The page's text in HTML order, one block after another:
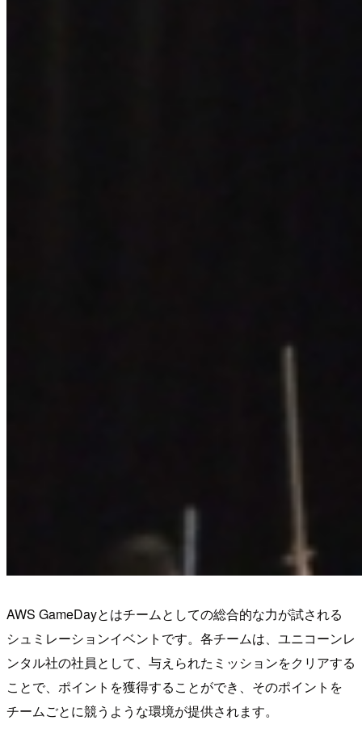
AWS GameDayとはチームとしての総合的な力が試される
シュミレーションイベントです。各チームは、ユニコーンレ
ンタル社の社員として、与えられたミッションをクリアする
ことで、ポイントを獲得することができ、そのポイントを
チームごとに競うような環境が提供されます。